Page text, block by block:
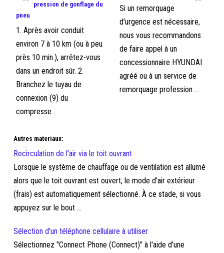
pression de gonflage du
pneu
1. Après avoir conduit
environ 7 à 10 km (ou à peu
près 10 min.), arrêtez-vous
dans un endroit sûr. 2.
Branchez le tuyau de
connexion (9) du
compresse ...
Si un remorquage
d'urgence est nécessaire,
nous vous recommandons
de faire appel à un
concessionnaire HYUNDAI
agréé ou à un service de
remorquage profession ...
Autres materiaux:
Recirculation de l'air via le toit ouvrant
Lorsque le système de chauffage ou de ventilation est allumé
alors que le toit ouvrant est ouvert, le mode d'air extérieur
(frais) est automatiquement sélectionné. À ce stade, si vous
appuyez sur le bout ...
Sélection d'un téléphone cellulaire à utiliser
Sélectionnez "Connect Phone (Connect)" à l'aide d'une